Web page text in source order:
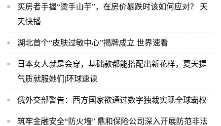
买房者手握“烫手山芋”，在房价暴跌时该如何应对？ 天
天快播
湖北首个“皮肤过敏中心”揭牌成立 世界速看
日本女人就是会穿，基础款都能搭配出新花样，夏天提
气质就服她们|环球速读
俄外交部警告：西方国家欲通过数字独裁实现全球霸权
筑牢金融安全“防火墙” 鼎和保险公司深入开展防范非法